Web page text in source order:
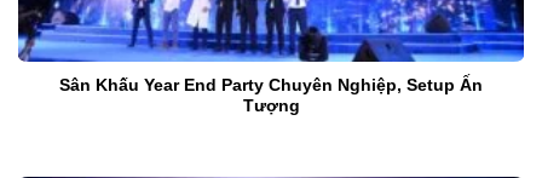
Sân Khấu Year End Party Chuyên Nghiệp, Setup Ấn
Tượng